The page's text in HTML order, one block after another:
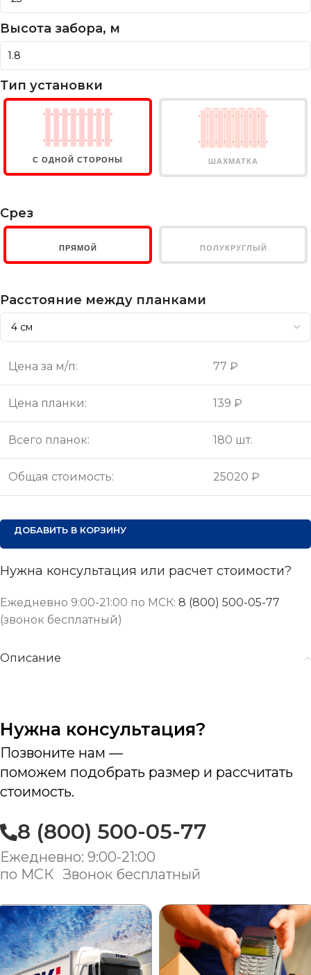
Высота забора, м
Тип установки
С ОДНОЙ СТОРОНЫ ШАХМАТКА
Срез
ПРЯМОЙ ПОЛУКРУГЛЫЙ
Расстояние между планками
Цена за м/п: 77 ₽
Цена планки: 139 ₽
Всего планок: 180 шт.
Общая стоимость: 25020 ₽
ДОБАВИТЬ В КОРЗИНУ
Нужна консультация или расчет стоимости?
Ежедневно 9:00-21:00 по МСК: 8 (800) 500-05-77
(звонок бесплатный)
Описание
Нужна консультация?
Позвоните нам —
поможем подобрать размер и рассчитать
стоимость.
8 (800) 500-05-77
Ежедневно: 9:00-21:00
по МСК Звонок бесплатный